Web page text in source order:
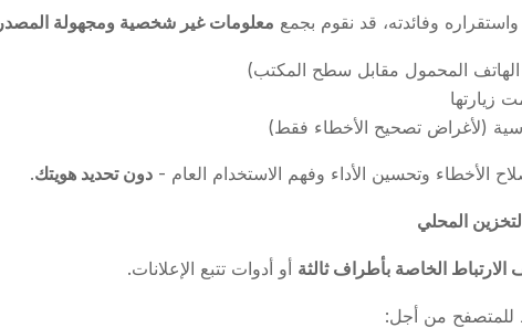
وفائدته، قد نقوم بجمع معلومات غير شخصية ومجهولة المصدر
الهاتف المحمول مقابل سطح المكتب)
زيارتها
(لأغراض تصحيح الأخطاء فقط)
الأخطاء وتحسين الأداء وفهم الاستخدام العام -دون تحديد هويتك.
الخاصة بأطراف ثالثة أو أدوات تتبع الإعلانات.
للمتصفح من أجل: